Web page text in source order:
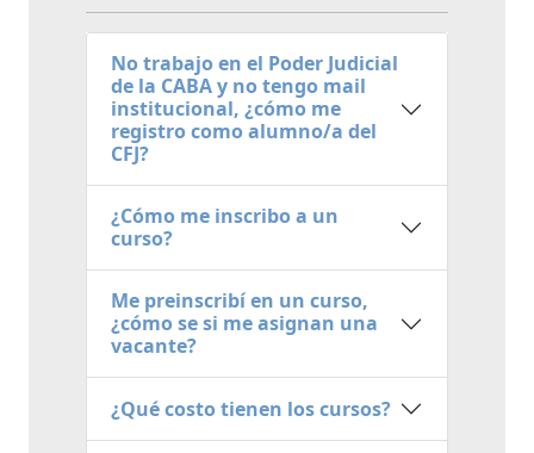
No trabajo en el Poder Judicial
de la CABA y no tengo mail
institucional, ¿cómo me
registro como alumno/a del
CFJ?
¿Cómo me inscribo a un
curso?
Me preinscribí en un curso,
¿cómo se si me asignan una
vacante?
¿Qué costo tienen los cursos?